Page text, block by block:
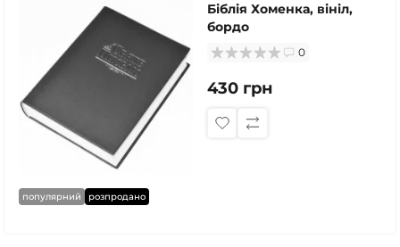
популярний розпродано
Біблія Хоменка, вініл,
бордо
0
430 грн